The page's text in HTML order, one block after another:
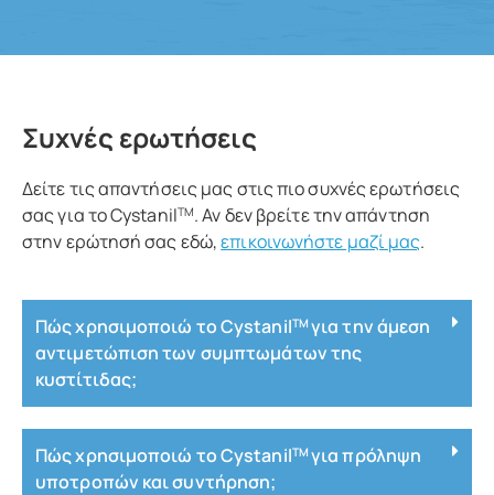
Συχνές ερωτήσεις
Δείτε τις απαντήσεις μας στις πιο συχνές ερωτήσεις
σας για το CystanilTM. Αν δεν βρείτε την απάντηση
στην ερώτησή σας εδώ,επικοινωνήστε μαζί μας.
Πώς χρησιμοποιώ το CystanilTMγια την άμεση
αντιμετώπιση των συμπτωμάτων της
κυστίτιδας;
Πώς χρησιμοποιώ το CystanilTMγια πρόληψη
υποτροπών και συντήρηση;